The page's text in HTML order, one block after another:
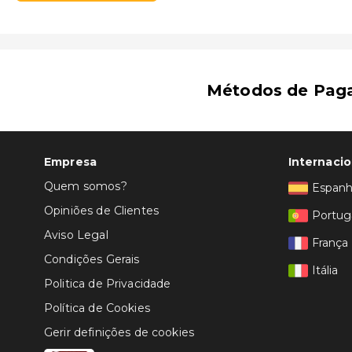
Métodos de
Empresa
Quem somos?
Opiniões de Clientes
Aviso Legal
Condições Gerais
Politica de Privacidade
Política de Cookies
Gerir definições de cookies
França
Itália